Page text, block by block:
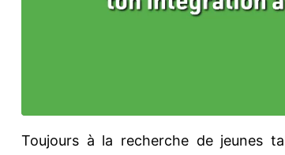
Toujours à la recherche de jeunes